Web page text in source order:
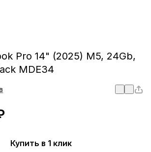
Pro 14" (2025) M5, 24Gb,
MDE34
Купить в 1 клик